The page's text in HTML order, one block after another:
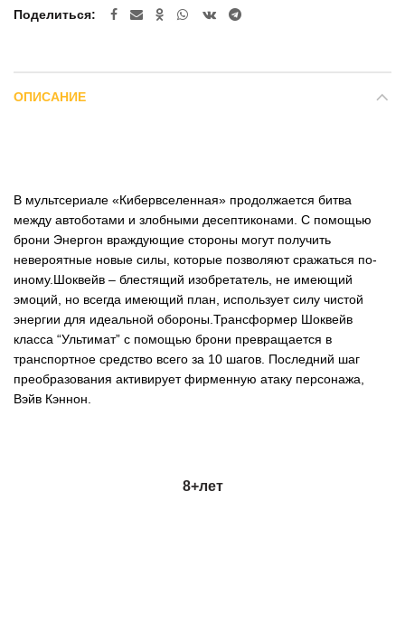
Поделиться
ОПИСАНИЕ
В мультсериале «Кибервселенная» продолжается битва
между автоботами и злобными десептиконами. С помощью
брони Энергон враждующие стороны могут получить
невероятные новые силы, которые позволяют сражаться по-
иному.Шоквейв – блестящий изобретатель, не имеющий
эмоций, но всегда имеющий план, использует силу чистой
энергии для идеальной обороны.Трансформер Шоквейв
класса “Ультимат” с помощью брони превращается в
транспортное средство всего за 10 шагов. Последний шаг
преобразования активирует фирменную атаку персонажа,
Вэйв Кэннон.
8+лет